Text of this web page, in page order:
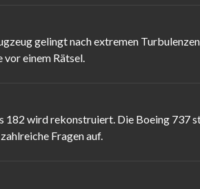
gelingt nach extremen
vor einem Rätsel.
wird rekonstruiert. Die Boeing 737
Fragen auf.